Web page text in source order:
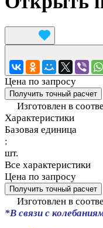
Цена по запросу
Получить точный расчет
Изготовлен в
Характеристики
Базовая единица
:
шт.
Все характеристики
Цена по запросу
Получить точный расчет
Изготовлен в
*В связи с